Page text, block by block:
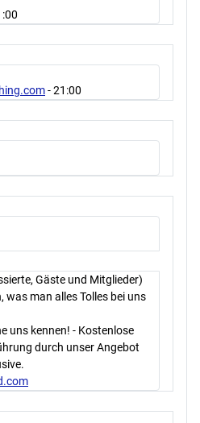
- 21:00
Gäste und Mitglieder)
was man alles Tolles bei uns
uns kennen! - Kostenlose
durch unser Angebot